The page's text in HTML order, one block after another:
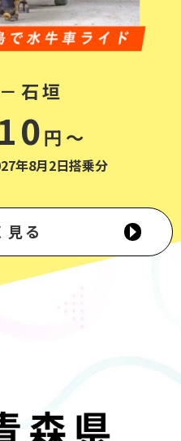
石垣
円～
年8月2日搭乗分
見る